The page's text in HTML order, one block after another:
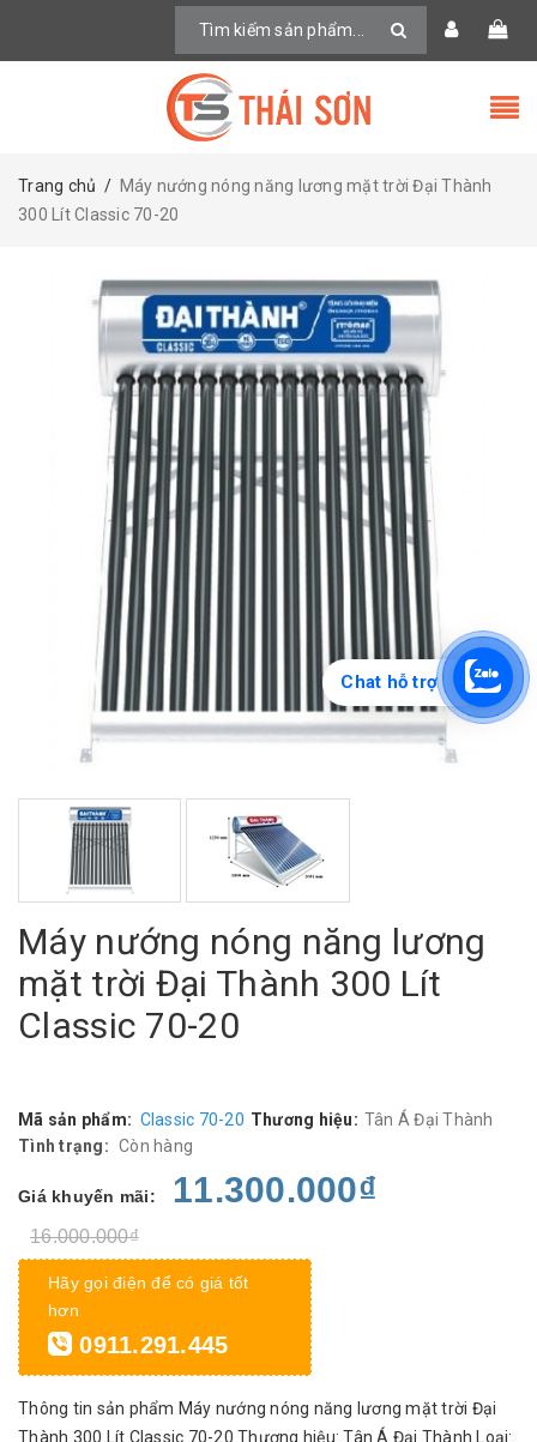
Trang chủ / Máy nướng nóng năng lương mặt trời Đại Thành
300 Lít Classic 70-20
Máy nướng nóng năng lương
mặt trời Đại Thành 300 Lít
Classic 70-20
Mã sản phẩm: Classic 70-20 Thương hiệu: Tân Á Đại Thành
Tình trạng: Còn hàng
Giá khuyến mãi: 11.300.000₫
16.000.000₫
Hãy gọi điện để có giá tốt
hơn
0911.291.445
Thông tin sản phẩm Máy nướng nóng năng lương mặt trời Đại
Thành 300 Lít Classic 70-20 Thương hiệu: Tân Á Đại Thành Loại:
Chat hỗ trợ